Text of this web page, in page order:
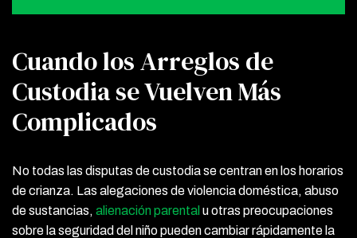
Cuando los Arreglos de
Custodia se Vuelven Más
Complicados
No todas las disputas de custodia se centran en los horarios
de crianza. Las alegaciones de violencia doméstica, abuso
de sustancias, alienación parental u otras preocupaciones
sobre la seguridad del niño pueden cambiar rápidamente la